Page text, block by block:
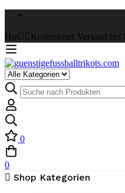
Hot ✌🏼Kostenloser Versand
Select
a
Category
Suche
nach:
0
0
Shop Kategorien